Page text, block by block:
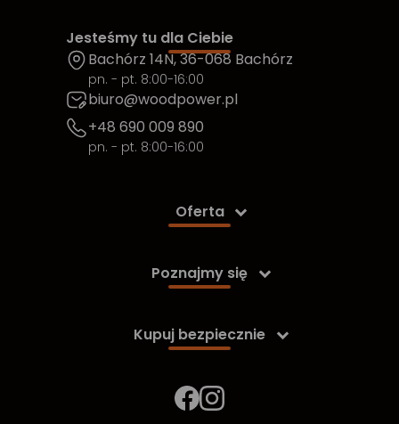
Jesteśmy tu dla Ciebie
Bachórz 14N, 36-068 Bachórz
pn. - pt. 8:00-16:00
biuro@woodpower.pl
+48 690 009 890
pn. - pt. 8:00-16:00
Oferta 
Poznajmy się 
Kupuj bezpiecznie 